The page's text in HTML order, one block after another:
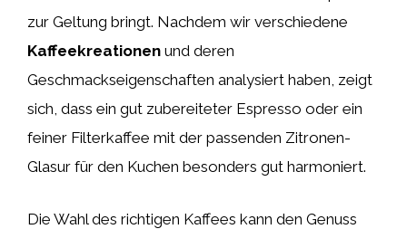
zur Geltung bringt. Nachdem wir verschiedene
Kaffeekreationen und deren
Geschmackseigenschaften analysiert haben, zeigt
sich, dass ein gut zubereiteter Espresso oder ein
feiner Filterkaffee mit der passenden Zitronen-
Glasur für den Kuchen besonders gut harmoniert.
Die Wahl des richtigen Kaffees kann den Genuss